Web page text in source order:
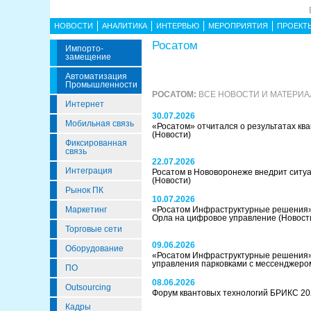
НОВОСТИ АНАЛИТИКА ИНТЕРВЬЮ МЕРОПРИЯТИЯ
Импорто­
Замещение
Автоматизация
Промышленности
Интернет
Мобильная связь
Фиксированная
связь
Интеграция
Рынок ПК
Маркетинг
Торговые сети
Оборудование
ПО
Outsourcing
Кадры
Росатом
РОСАТОМ: ВСЕ НОВОСТИ И
30.07.2026
«Росатом» отчитался о результатах
(Новости)
22.07.2026
Росатом в Нововоронеже внедрит
(Новости)
10.07.2026
«Росатом Инфраструктурные
Орла на цифровое управление
09.06.2026
«Росатом Инфраструктурные
управления парковками с
08.06.2026
Форум квантовых технологий БРИКС